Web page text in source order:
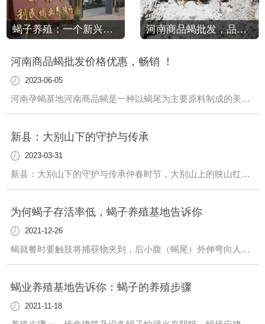
蝎子养殖：一个新兴的农业领域 河南商品蝎批发，品质 ，价格实惠！
河南商品蝎批发价格优惠，畅销 ！
2023-06-05
河南孕蝎基地河南商品蝎是一种以蝎尾为主要原料制成的美食，其鲜香可口、营养丰富，备受消费者青睐。而在河南省，商品蝎批发价格优惠，不仅畅销..，还成为了外地商家争相进货的对象。据了解，河南省作为商品蝎的重...
新县：大别山下的守护与传承
2023-03-31
新县：大别山下的守护与传承仲春时节，大别山上的映山红随风起舞，恰似红星点点，闪耀山间。3月26日，临近清明，新县郭家河乡湾店村82岁的张爱华正准备上山，为她守护了59年的红军洞再次换上一面崭新的五星红旗。“那时候年轻，只想做一件有意义的事情。”张爱华走在前面，言语中难掩激动。“就是想守在这，不让任何人破坏它。”红军洞是...
为何蝎子存活率低，蝎子养殖基地告诉你
2021-12-26
蝎就餐时要触肢将捕获物夹到，后小腹（蝎尾）外伸弯向人体正前方用毒针螫刺，由六节构成是弧状反面复有头晌甲，其上遍布可吸入颗粒凸起毒囊外边的牵张反射毒液特工即自毒针的开洞排出去，蝎用螯肢把食材渐渐地撕掉先...
蝎业养殖基地告诉你：蝎子的养殖步骤
2021-11-18